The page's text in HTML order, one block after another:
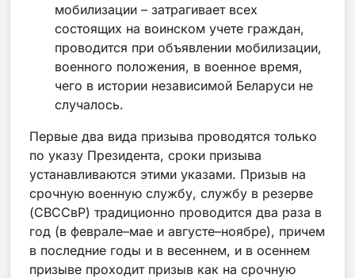
мобилизации – затрагивает всех
состоящих на воинском учете граждан,
проводится при объявлении мобилизации,
военного положения, в военное время,
чего в истории независимой Беларуси не
случалось.
Первые два вида призыва проводятся только
по указу Президента, сроки призыва
устанавливаются этими указами. Призыв на
срочную военную службу, службу в резерве
(СВССвР) традиционно проводится два раза в
год (в феврале–мае и августе–ноябре), причем
в последние годы и в весеннем, и в осеннем
призыве проходит призыв как на срочную